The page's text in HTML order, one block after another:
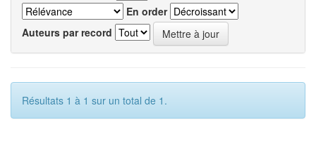
En order
Auteurs par record
Résultats 1 à 1 sur un total de 1.